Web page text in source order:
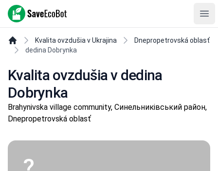
SaveEcoBot
Kvalita ovzdušia v Ukrajina
Dnepropetrovská oblasť
dedina Dobrynka
Kvalita ovzdušia v dedina
Dobrynka
Brahynivska village community, Синельниківський район,
Dnepropetrovská oblasť